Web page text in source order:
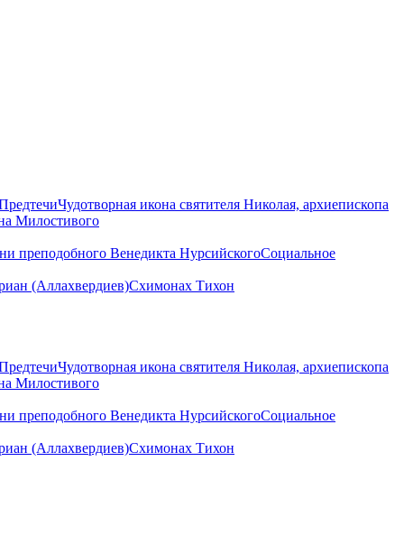
Чудотворная икона святителя Николая, архиепископа
Милостивого
преподобного Венедикта НурсийскогоСоциальное
(Аллахвердиев)Схимонах Тихон
Чудотворная икона святителя Николая, архиепископа
Милостивого
преподобного Венедикта НурсийскогоСоциальное
(Аллахвердиев)Схимонах Тихон